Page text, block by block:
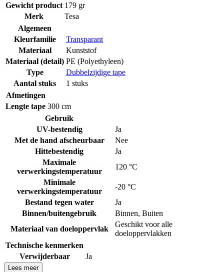
Gewicht product 179 gr
Merk
Tesa
Algemeen
Kleurfamilie
Transparant
Materiaal
Kunststof
Materiaal (detail) PE (Polyethyleen)
Type
Dubbelzijdige tape
Aantal stuks
1 stuks
Afmetingen
Lengte tape 300 cm
Gebruik
UV-bestendig
Ja
Met de hand afscheurbaar
Nee
Hittebestendig
Ja
Maximale
verwerkingstemperatuur
120 °C
Minimale
verwerkingstemperatuur
-20 °C
Bestand tegen water
Ja
Binnen/buitengebruik
Binnen, Buiten
Materiaal van doeloppervlak
Geschikt voor alle
doeloppervlakken
Technische kenmerken
Verwijderbaar
Ja
Lees meer